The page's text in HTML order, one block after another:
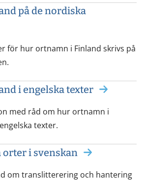
på de nordiska
för hur ortnamn i Finland skrivs på
i engelska texter
med råd om hur ortnamn i
texter.
orter i svenskan
om translitterering och hantering